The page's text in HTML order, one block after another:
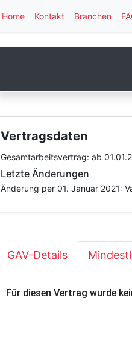
Home Kontakt Branchen
Vertragsdaten
Gesamtarbeitsvertrag: ab
Letzte Änderungen
Änderung per 01. Januar 2021:
GAV-Details
Für diesen Vertrag wurde